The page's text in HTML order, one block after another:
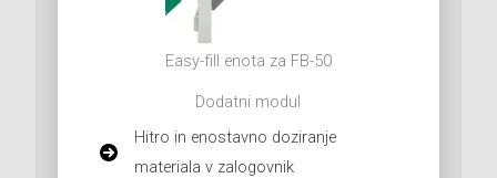
Easy-fill enota za FB-50
Dodatni modul
Hitro in enostavno doziranje
materiala v zalogovnik